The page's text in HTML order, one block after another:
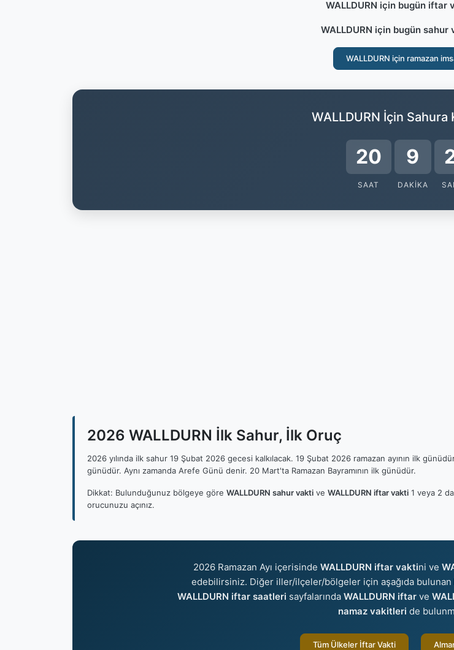
WALLDURN için bugün iftar
WALLDURN için bugün sahur
WALLDURN için ramazan
WALLDURN İçin Sahura
20
SAAT
9
DAKIKA
2026 WALLDURN İlk Sahur, İlk Oruç
2026 yılında ilk sahur 19 Şubat 2026 gecesi kalkılacak. 19 Şubat 2026 ramazan ayının ilk
günüdür. Aynı zamanda Arefe Günü denir. 20 Mart'ta Ramazan Bayramının ilk günüdür.
Dikkat: Bulunduğunuz bölgeye göre WALLDURN sahur vakti ve WALLDURN iftar vakti 1 veya 2
orucunuzu açınız.
2026 Ramazan Ayı içerisinde WALLDURN iftar vaktini ve
edebilirsiniz. Diğer iller/ilçeler/bölgeler için aşağıda
WALLDURN iftar saatleri sayfalarında WALLDURN iftar ve
namaz vakitleri de
Tüm Ülkeler İftar Vakti